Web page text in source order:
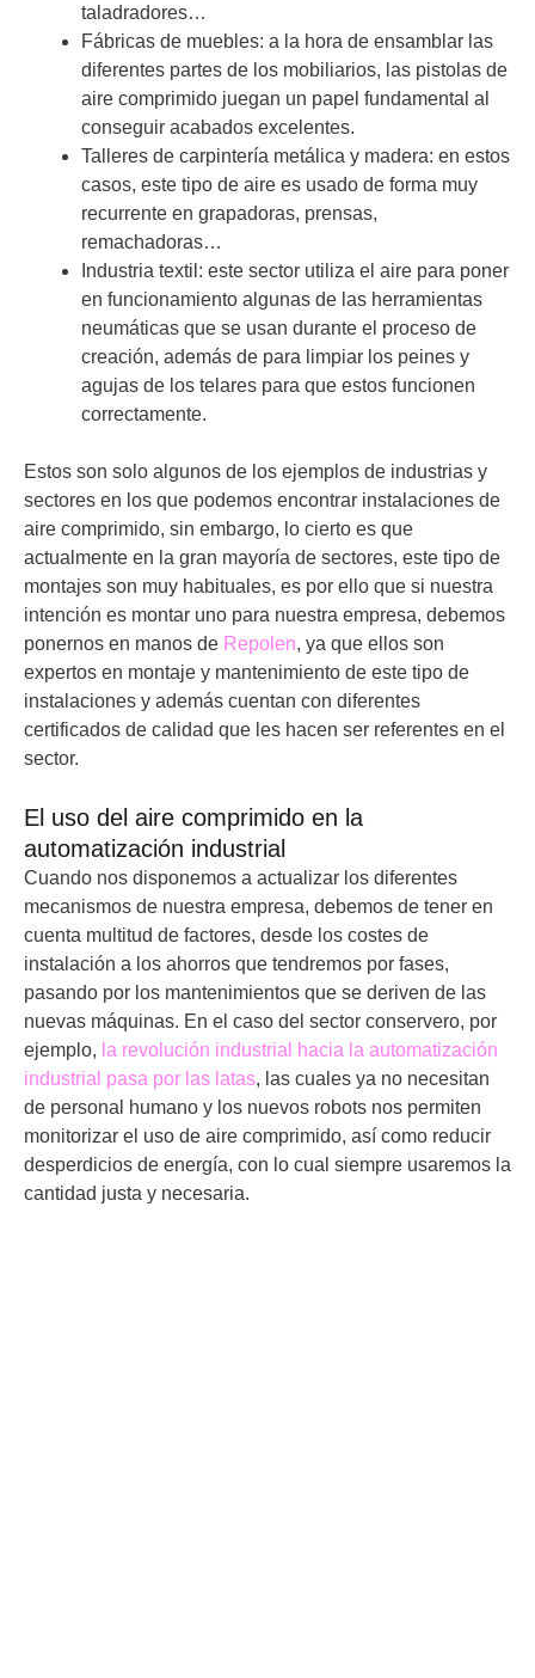
taladradores…
Fábricas de muebles: a la hora de ensamblar las
diferentes partes de los mobiliarios, las pistolas de
aire comprimido juegan un papel fundamental al
conseguir acabados excelentes.
Talleres de carpintería metálica y madera: en estos
casos, este tipo de aire es usado de forma muy
recurrente en grapadoras, prensas,
remachadoras…
Industria textil: este sector utiliza el aire para poner
en funcionamiento algunas de las herramientas
neumáticas que se usan durante el proceso de
creación, además de para limpiar los peines y
agujas de los telares para que estos funcionen
correctamente.
Estos son solo algunos de los ejemplos de industrias y
sectores en los que podemos encontrar instalaciones de
aire comprimido, sin embargo, lo cierto es que
actualmente en la gran mayoría de sectores, este tipo de
montajes son muy habituales, es por ello que si nuestra
intención es montar uno para nuestra empresa, debemos
ponernos en manos de Repolen, ya que ellos son
expertos en montaje y mantenimiento de este tipo de
instalaciones y además cuentan con diferentes
certificados de calidad que les hacen ser referentes en el
sector.
El uso del aire comprimido en la
automatización industrial
Cuando nos disponemos a actualizar los diferentes
mecanismos de nuestra empresa, debemos de tener en
cuenta multitud de factores, desde los costes de
instalación a los ahorros que tendremos por fases,
pasando por los mantenimientos que se deriven de las
nuevas máquinas. En el caso del sector conservero, por
ejemplo, la revolución industrial hacia la automatización
industrial pasa por las latas, las cuales ya no necesitan
de personal humano y los nuevos robots nos permiten
monitorizar el uso de aire comprimido, así como reducir
desperdicios de energía, con lo cual siempre usaremos la
cantidad justa y necesaria.